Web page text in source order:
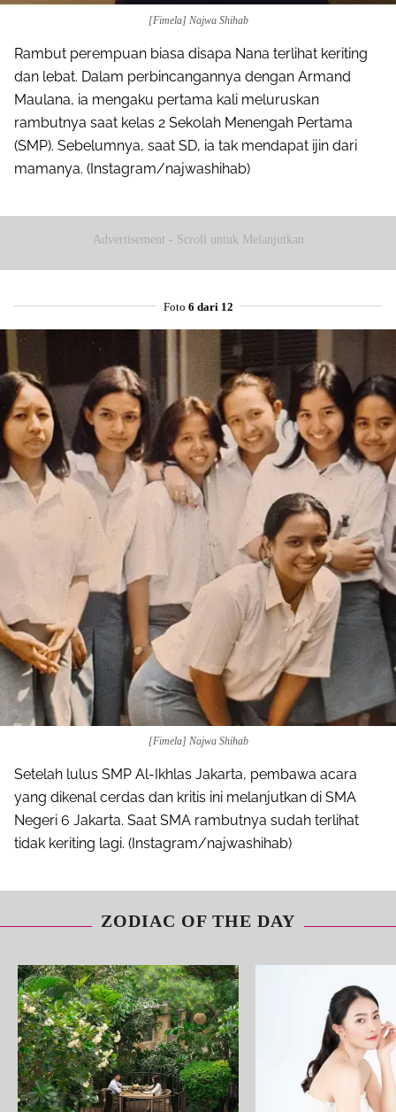
[Fimela] Najwa Shihab
Rambut perempuan biasa disapa Nana terlihat keriting
dan lebat. Dalam perbincangannya dengan Armand
Maulana, ia mengaku pertama kali meluruskan
rambutnya saat kelas 2 Sekolah Menengah Pertama
(SMP). Sebelumnya, saat SD, ia tak mendapat ijin dari
mamanya. (Instagram/najwashihab)
Advertisement - Scroll untuk Melanjutkan
Foto 6 dari 12
[Fimela] Najwa Shihab
Setelah lulus SMP Al-Ikhlas Jakarta, pembawa acara
yang dikenal cerdas dan kritis ini melanjutkan di SMA
Negeri 6 Jakarta. Saat SMA rambutnya sudah terlihat
tidak keriting lagi. (Instagram/najwashihab)
ZODIAC OF THE DAY